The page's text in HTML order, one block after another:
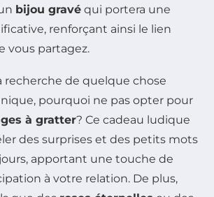
bijou gravé qui portera une
renforçant ainsi le lien
vous partagez.
recherche de quelque chose
pourquoi ne pas opter pour
à gratter? Ce cadeau ludique
des surprises et des petits mots
apportant une touche de
à votre relation. De plus,